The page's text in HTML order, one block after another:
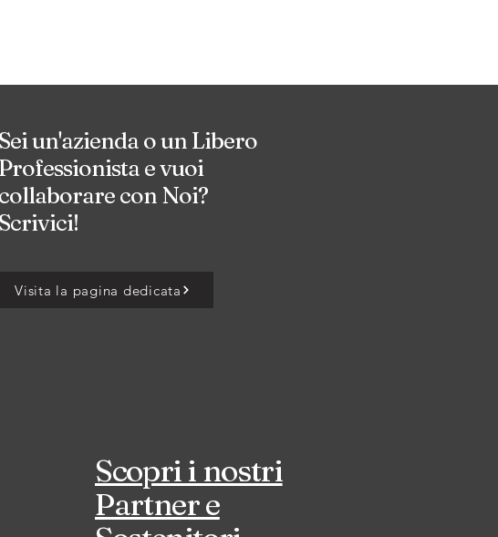
Sei un'azienda o un Libero
Professionista e vuoi
collaborare con Noi?
Scrivici!
Visita la pagina dedicata
Scopri i nostri
Partner e